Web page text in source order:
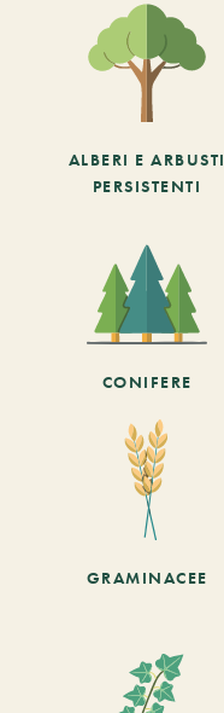
ALBERI E ARBUSTI
PERSISTENTI
CONIFERE
GRAMINACEE